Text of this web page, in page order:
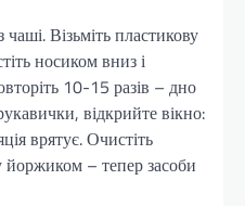
Візьміть пластикову
носиком вниз і
10-15 разів – дно
відкрийте вікно:
врятує. Очистіть
– тепер засоби